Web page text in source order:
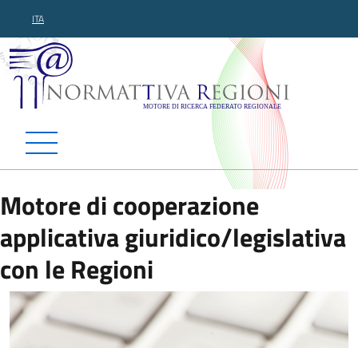
ITA
Normattiva Regioni -
Motore di cooperazione
applicativa giuridico/legislativa
con le Regioni